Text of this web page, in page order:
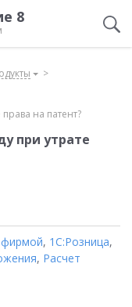
8
на патент?
при утрате
, 1С:Розница,
, Расчет